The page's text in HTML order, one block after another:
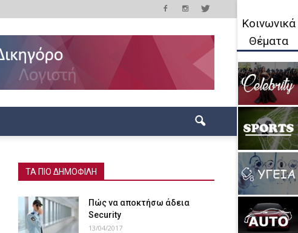
ΤΑ ΠΙΟ ΔΗΜΟΦΙΛΗ
Πώς να αποκτήσω άδεια
Security
13/04/2017
Κοινωνικά
Θέματα